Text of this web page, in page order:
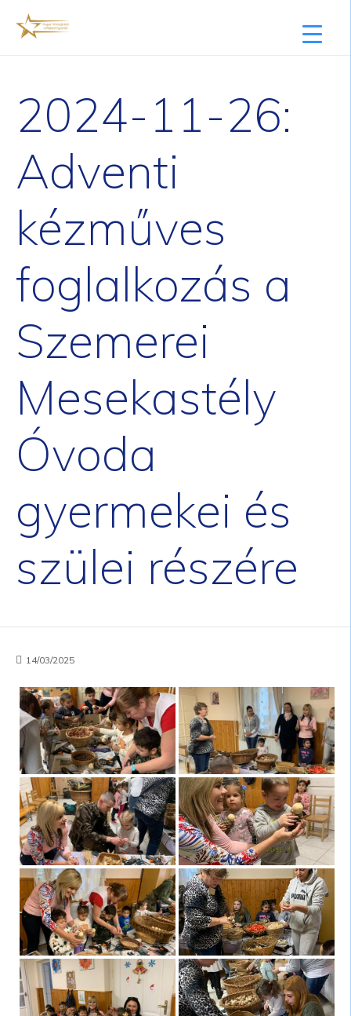
2024-11-26:
Adventi
kézműves
foglalkozás a
Szemerei
Mesekastély
Óvoda
gyermekei és
szülei részére
14/03/2025